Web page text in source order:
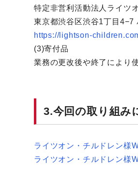
特定非営利活動法人ライツ
東京都渋谷区渋谷1丁目4−7
https://lightson-
(3)寄付品
業務の更改後や終了により
3.今回の取り組み
ライツオン・チルドレン様
ライツオン・チルドレン様